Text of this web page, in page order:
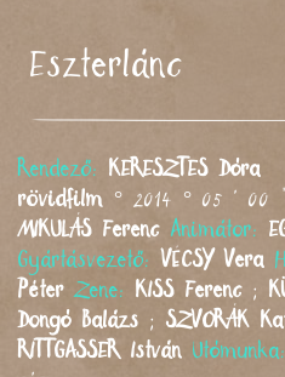
Eszterlánc
Rendező: KERESZTES Dóra
rövidfilm ° 2014 ° 05 ' 00
MIKULÁS Ferenc Animátor:
Gyártásvezető: VÉCSY Vera
Péter Zene: KISS Ferenc ;
Dongó Balázs ; SZVORÁK
RITTGASSER István